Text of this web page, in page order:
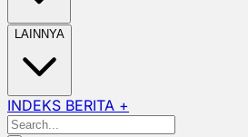
LAINNYA
INDEKS BERITA +